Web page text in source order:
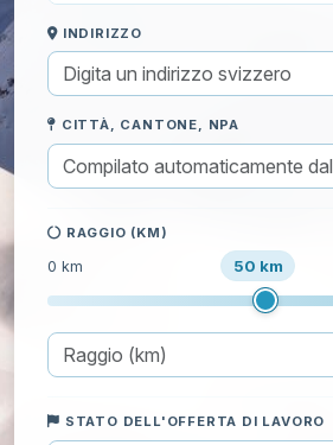
Decespugliamento
Diserbo
Potatura arbusti
Raccolta foglie
Rimozione cumuli di
Sgombero neve
Sistemazione legna
Smaltimento rifiuti
Spargimento sale
Taglio legna da ardere
INDIRIZZO
CITTÀ, CANTONE, NPA
RAGGIO (KM)
0 km 50 km
STATO DELL'OFFERTA DI LAVORO